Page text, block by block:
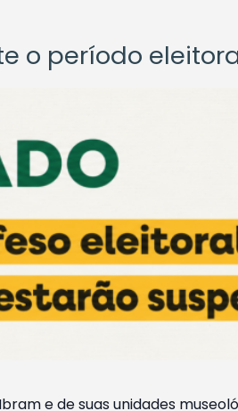
o período
e de suas unidades